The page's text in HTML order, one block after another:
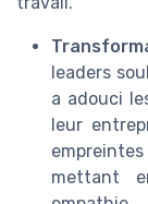
leaders
a adouci
leur
mettant